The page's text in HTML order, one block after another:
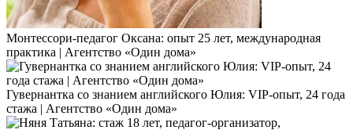
Монтессори-педагог Оксана: опыт 25 лет, международная
практика | Агентство «Один дома»
Гувернантка со знанием английского Юлия: VIP-опыт, 24 года
стажа | Агентство «Один дома»